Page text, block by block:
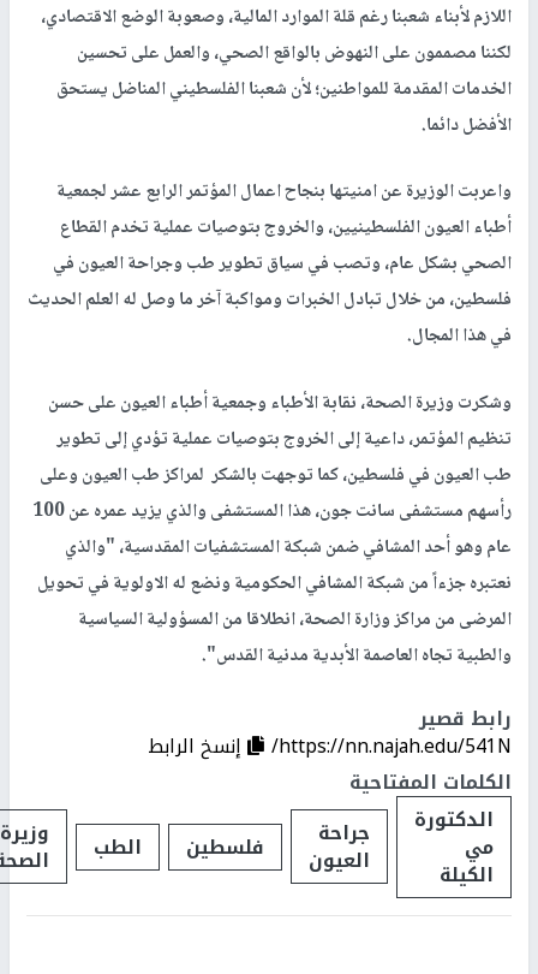
اللازم لأبناء شعبنا رغم قلة الموارد المالية، وصعوبة الوضع الاقتصادي،
لكننا مصممون على النهوض بالواقع الصحي، والعمل على تحسين
الخدمات المقدمة للمواطنين؛ لأن شعبنا الفلسطيني المناضل يستحق
الأفضل دائما.
واعربت الوزيرة عن امنيتها بنجاح اعمال المؤتمر الرابع عشر لجمعية
أطباء العيون الفلسطينيين، والخروج بتوصيات عملية تخدم القطاع
الصحي بشكل عام، وتصب في سياق تطوير طب وجراحة العيون في
فلسطين، من خلال تبادل الخبرات ومواكبة آخر ما وصل له العلم الحديث
في هذا المجال.
وشكرت وزيرة الصحة، نقابة الأطباء وجمعية أطباء العيون على حسن
تنظيم المؤتمر، داعية إلى الخروج بتوصيات عملية تؤدي إلى تطوير
طب العيون في فلسطين، كما توجهت بالشكر لمراكز طب العيون وعلى
رأسهم مستشفى سانت جون، هذا المستشفى والذي يزيد عمره عن 100
عام وهو أحد المشافي ضمن شبكة المستشفيات المقدسية، "والذي
نعتبره جزءاً من شبكة المشافي الحكومية ونضع له الاولوية في تحويل
المرضى من مراكز وزارة الصحة، انطلاقا من المسؤولية السياسية
والطبية تجاه العاصمة الأبدية مدنية القدس".
رابط قصير
https://nn.najah.edu/541N/
إنسخ الرابط
الكلمات المفتاحية
الدكتورة
مي
الكيلة
جراحة
العيون فلسطين الطب وزيرة